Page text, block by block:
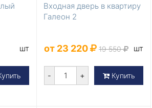
шт
Входная дверь в квартиру
Галеон 2
от 23 220 19 550 шт
- + Купить